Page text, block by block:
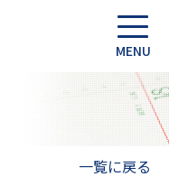
一覧に戻る